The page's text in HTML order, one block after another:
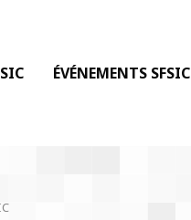
ÉVÉNEMENTS SFSIC